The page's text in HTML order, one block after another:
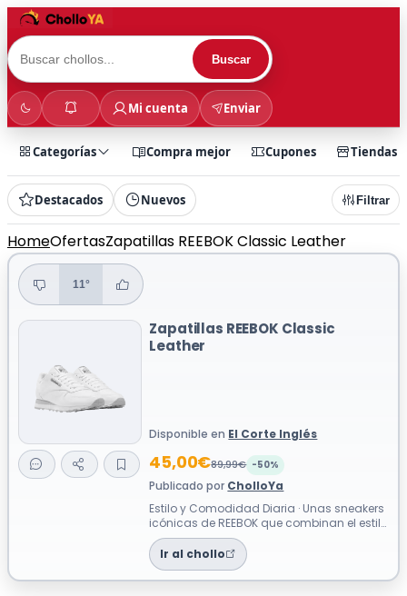
Buscar
Mi cuenta Enviar
Categorías Compra mejor Cupones Tiendas
Destacados Nuevos Filtrar
HomeOfertasZapatillas REEBOK Classic Leather
11°
Zapatillas REEBOK Classic
Leather
Disponible en El Corte Inglés
45,00€89,99€ -50%
Publicado por CholloYa
Estilo y Comodidad Diaria · Unas sneakers
icónicas de REEBOK que combinan el estilo
retro con la comodidad del día a ...
Ir al chollo